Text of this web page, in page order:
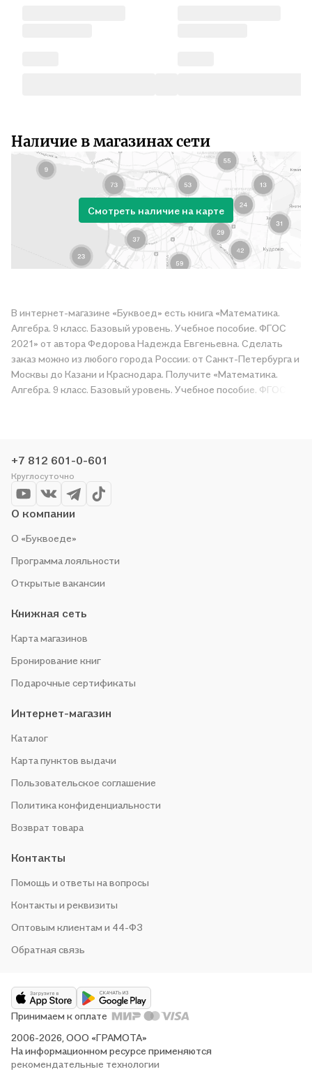
Наличие в магазинах сети
Смотреть наличие на карте
В интернет-магазине «Буквоед» есть книга «Математика.
Алгебра. 9 класс. Базовый уровень. Учебное пособие. ФГОС
2021» от автора Федорова Надежда Евгеньевна. Сделать
заказ можно из любого города России: от Санкт-Петербурга и
Москвы до Казани и Краснодара. Получите «Математика.
Алгебра. 9 класс. Базовый уровень. Учебное пособие. ФГОС
чтобы не упустить выгоду!
+7 812 601-0-601
Круглосуточно
О компании
О «Буквоеде»
Программа лояльности
Открытые вакансии
Книжная сеть
Карта магазинов
Бронирование книг
Подарочные сертификаты
Интернет-магазин
Каталог
Карта пунктов выдачи
Пользовательское соглашение
Политика конфиденциальности
Возврат товара
Контакты
Помощь и ответы на вопросы
Контакты и реквизиты
Оптовым клиентам и 44-ФЗ
Обратная связь
2006-2026, ООО «ГРАМОТА»
На информационном ресурсе применяются
рекомендательные технологии
Принимаем к оплате